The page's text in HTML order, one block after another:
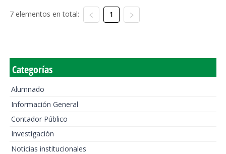
7 elementos en total: 1
Categorías
Alumnado
Información General
Contador Público
Investigación
Noticias institucionales